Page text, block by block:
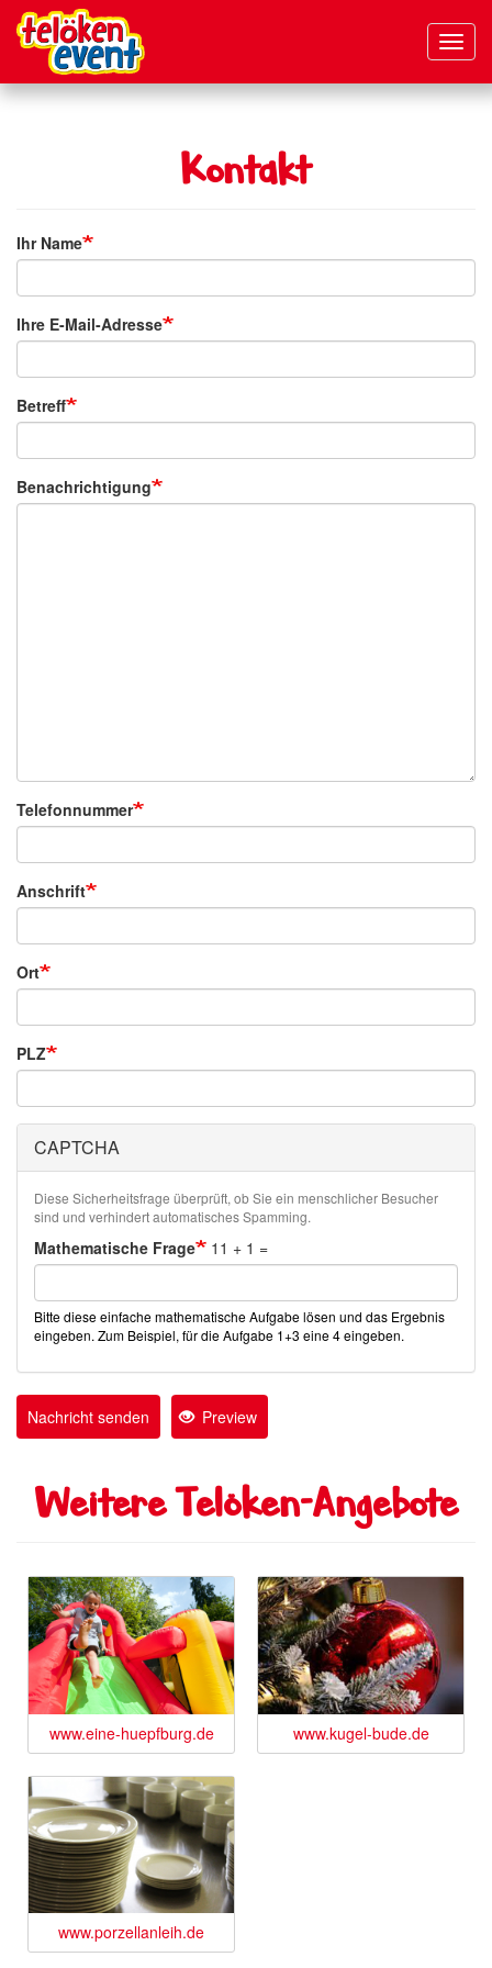
Direkt
Kontakt
Ihr Name
Ihre E-Mail-Adresse
Betreff
Benachrichtigung
Telefonnummer
Anschrift
Ort
PLZ
CAPTCHA
Diese Sicherheitsfrage überprüft, ob Sie ein menschlicher Besucher
sind und verhindert automatisches Spamming.
Mathematische Frage 11 + 1 =
Bitte diese einfache mathematische Aufgabe lösen und das Ergebnis
eingeben. Zum Beispiel, für die Aufgabe 1+3 eine 4 eingeben.
Nachricht senden Preview
Weitere Telöken-Angebote
www.eine-huepfburg.de www.kugel-bude.de
www.porzellanleih.de